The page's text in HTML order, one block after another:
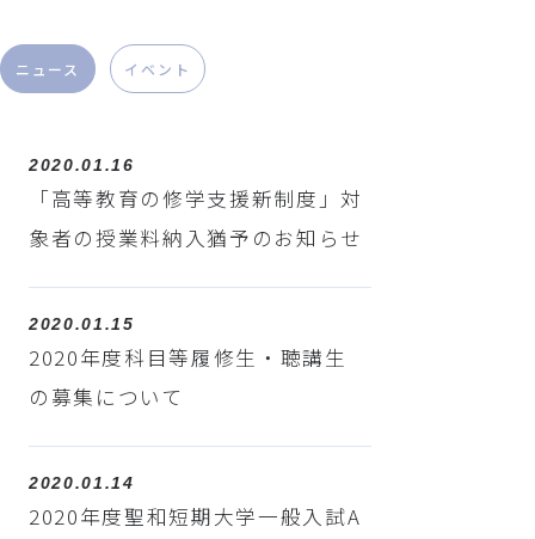
ニュース イベント
2020.01.16
「高等教育の修学支援新制度」対
象者の授業料納入猶予のお知らせ
2020.01.15
2020年度科目等履修生・聴講生
の募集について
2020.01.14
2020年度聖和短期大学一般入試A